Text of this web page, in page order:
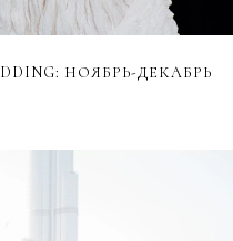
НОЯБРЬ-ДЕКАБРЬ